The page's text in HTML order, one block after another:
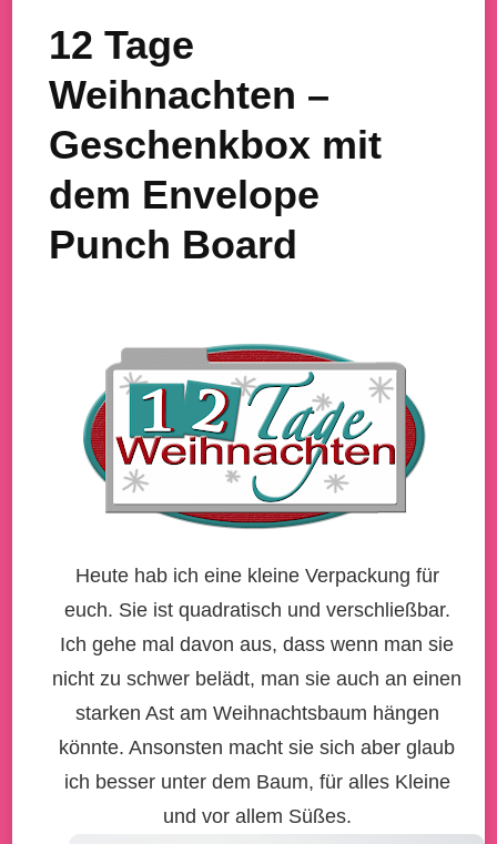
12 Tage
Weihnachten –
Geschenkbox mit
dem Envelope
Punch Board
Heute hab ich eine kleine Verpackung für
euch. Sie ist quadratisch und verschließbar.
Ich gehe mal davon aus, dass wenn man sie
nicht zu schwer belädt, man sie auch an einen
starken Ast am Weihnachtsbaum hängen
könnte. Ansonsten macht sie sich aber glaub
ich besser unter dem Baum, für alles Kleine
und vor allem Süßes.